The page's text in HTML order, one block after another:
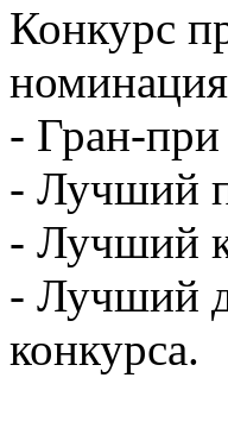
Конкурс
- Гран-
- Лучший
- Лучший
- Лучший
конкурса.